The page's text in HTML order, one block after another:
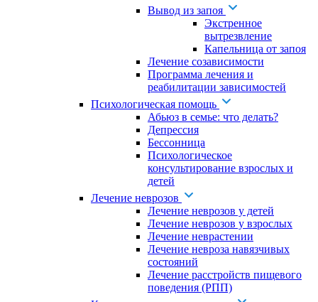
Вывод из запоя
Экстренное
вытрезвление
Капельница от запоя
Лечение созависимости
Программа лечения и
реабилитации зависимостей
Психологическая помощь
Абьюз в семье: что делать?
Депрессия
Бессонница
Психологическое
консультирование взрослых и
детей
Лечение неврозов
Лечение неврозов у детей
Лечение неврозов у взрослых
Лечение неврастении
Лечение невроза навязчивых
состояний
Лечение расстройств пищевого
поведения (РПП)